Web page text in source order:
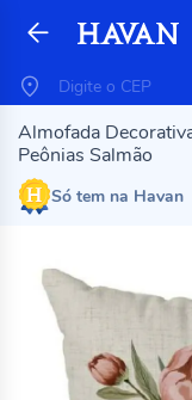
Almofada
Peônias Salmão
Só tem na Havan